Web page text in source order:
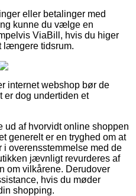
eller betalinger med
kunne du vælge en
ViaBill, hvis du higer
længere tidsrum.
internet webshop bør de
er dog undertiden et
ud af hvorvidt online shoppen
generelt er en tryghed om at
i overensstemmelse med de
jævnligt revurderes af
om vilkårene. Derudover
hvis du møder
shopping.